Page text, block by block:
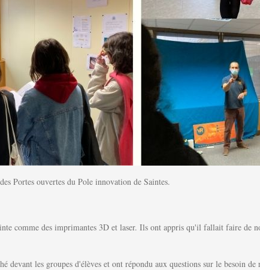
Portes ouvertes du Pole innovation de Saintes.
comme des imprimantes 3D et laser. Ils ont appris qu'il fallait faire de
devant les groupes d'élèves et ont répondu aux questions sur le besoin